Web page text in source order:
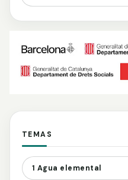
TEMAS
1 Agua elemental